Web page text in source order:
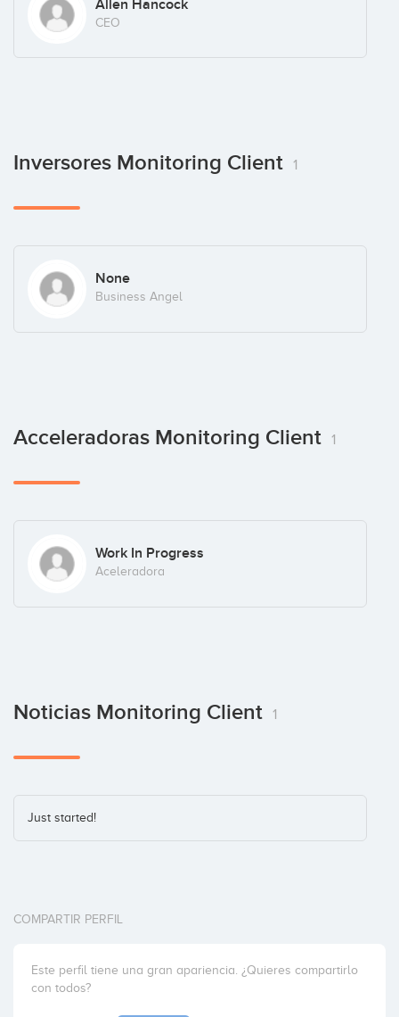
Allen Hancock
CEO
Inversores Monitoring Client 1
None
Business Angel
Acceleradoras Monitoring Client 1
Work In Progress
Aceleradora
Noticias Monitoring Client 1
Just started!
COMPARTIR PERFIL
Este perfil tiene una gran apariencia. ¿Quieres compartirlo
con todos?